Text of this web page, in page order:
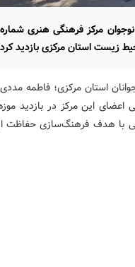
مرکز فرهنگی هنری
زیست استان مرکزی بازدید
استان مرکزی؛ فاطمه
اعضای این مرکز در بازدید
با هدف فرهنگ‌سازی حفاظت